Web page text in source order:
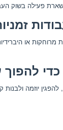
מרוחקות או
יוזמה